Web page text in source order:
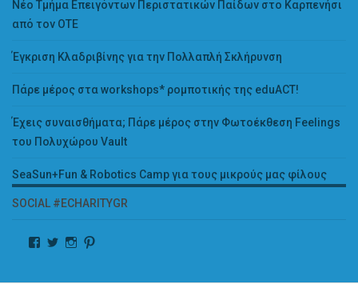
Νέο Τμήμα Επειγόντων Περιστατικών Παίδων στο Καρπενήσι
από τον ΟΤΕ
Έγκριση Κλαδριβίνης για την Πολλαπλή Σκλήρυνση
Πάρε μέρος στα workshops* ρομποτικής της eduACT!
Έχεις συναισθήματα; Πάρε μέρος στην Φωτοέκθεση Feelings
του Πολυχώρου Vault
SeaSun+Fun & Robotics Camp για τους μικρούς μας φίλους
SOCIAL #ECHARITYGR